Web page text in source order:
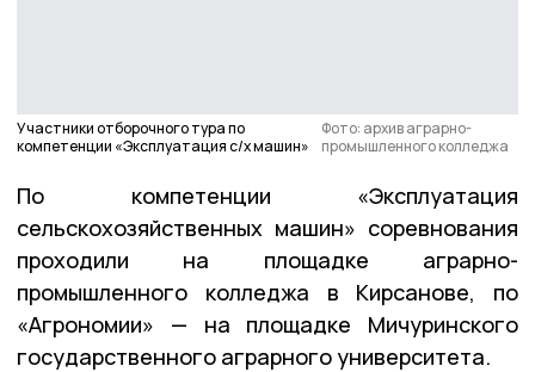
Участники отборочного тура по
компетенции «Эксплуатация с/х машин»
Фото: архив аграрно-
промышленного колледжа
По компетенции «Эксплуатация
сельскохозяйственных машин» соревнования
проходили на площадке аграрно-
промышленного колледжа в Кирсанове, по
«Агрономии» — на площадке Мичуринского
государственного аграрного университета.